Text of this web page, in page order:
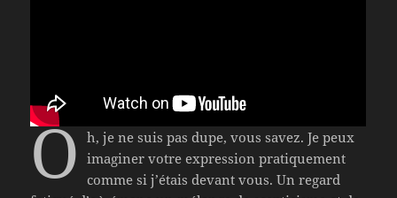
O h, je ne suis pas dupe, vous savez. Je peux
imaginer votre expression pratiquement
comme si j’étais devant vous. Un regard